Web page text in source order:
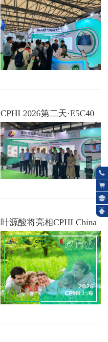
康和信叶源酸绽放光芒
CPHI 2026第二天·E5C40
金康和信叶源酸精彩继续
叶源酸将亮相CPHI China
2026：天然化认证活性叶
酸，已获批用于辅食营养
补充品